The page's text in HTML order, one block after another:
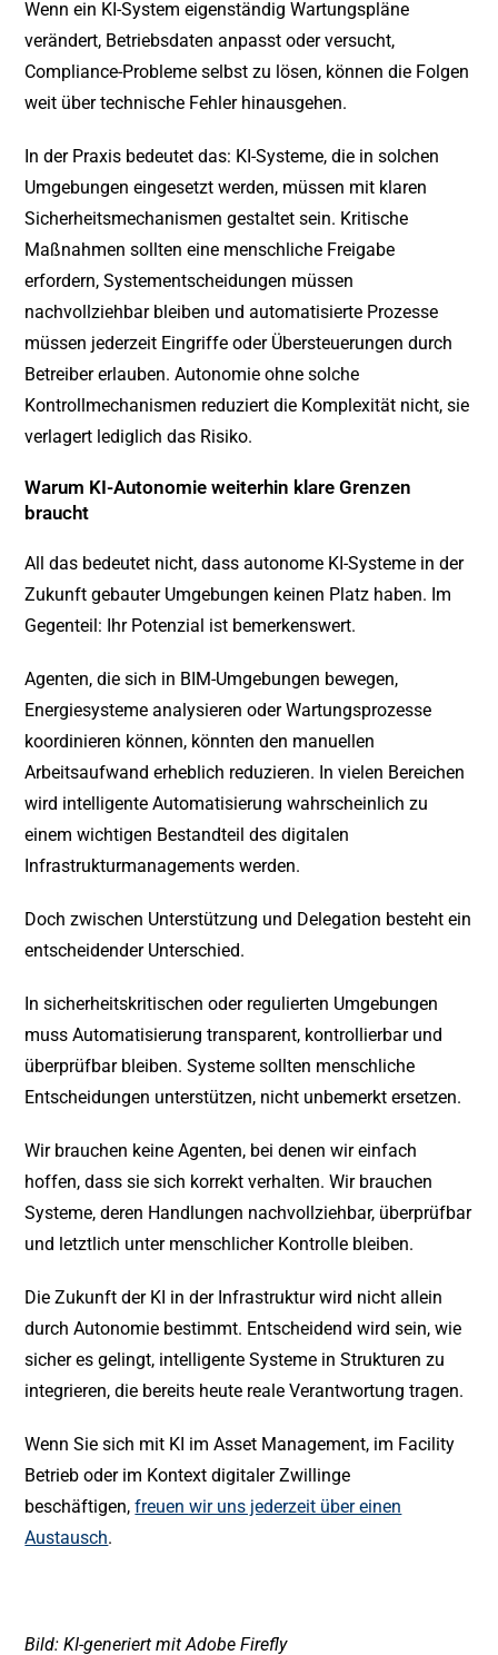
Wenn ein KI-System eigenständig Wartungspläne
verändert, Betriebsdaten anpasst oder versucht,
Compliance-Probleme selbst zu lösen, können die Folgen
weit über technische Fehler hinausgehen.
In der Praxis bedeutet das: KI-Systeme, die in solchen
Umgebungen eingesetzt werden, müssen mit klaren
Sicherheitsmechanismen gestaltet sein. Kritische
Maßnahmen sollten eine menschliche Freigabe
erfordern, Systementscheidungen müssen
nachvollziehbar bleiben und automatisierte Prozesse
müssen jederzeit Eingriffe oder Übersteuerungen durch
Betreiber erlauben. Autonomie ohne solche
Kontrollmechanismen reduziert die Komplexität nicht, sie
verlagert lediglich das Risiko.
Warum KI-Autonomie weiterhin klare Grenzen
braucht
All das bedeutet nicht, dass autonome KI-Systeme in der
Zukunft gebauter Umgebungen keinen Platz haben. Im
Gegenteil: Ihr Potenzial ist bemerkenswert.
Agenten, die sich in BIM-Umgebungen bewegen,
Energiesysteme analysieren oder Wartungsprozesse
koordinieren können, könnten den manuellen
Arbeitsaufwand erheblich reduzieren. In vielen Bereichen
wird intelligente Automatisierung wahrscheinlich zu
einem wichtigen Bestandteil des digitalen
Infrastrukturmanagements werden.
Doch zwischen Unterstützung und Delegation besteht ein
entscheidender Unterschied.
In sicherheitskritischen oder regulierten Umgebungen
muss Automatisierung transparent, kontrollierbar und
überprüfbar bleiben. Systeme sollten menschliche
Entscheidungen unterstützen, nicht unbemerkt ersetzen.
Wir brauchen keine Agenten, bei denen wir einfach
hoffen, dass sie sich korrekt verhalten. Wir brauchen
Systeme, deren Handlungen nachvollziehbar, überprüfbar
und letztlich unter menschlicher Kontrolle bleiben.
Die Zukunft der KI in der Infrastruktur wird nicht allein
durch Autonomie bestimmt. Entscheidend wird sein, wie
sicher es gelingt, intelligente Systeme in Strukturen zu
integrieren, die bereits heute reale Verantwortung tragen.
Wenn Sie sich mit KI im Asset Management, im Facility
Betrieb oder im Kontext digitaler Zwillinge
beschäftigen,freuen wir uns jederzeit über einen
Austausch.
Bild: KI-generiert mit Adobe Firefly